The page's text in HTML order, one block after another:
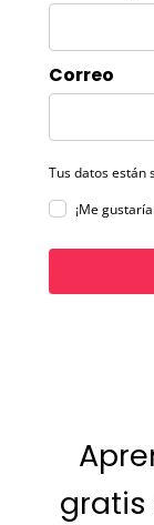
Correo
Tus datos están
¡Me
gratis